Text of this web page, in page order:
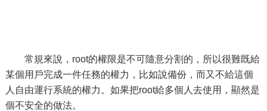
常規來說，root的權限是不可隨意分割的，所以很難既給
某個用戶完成一件任務的權力，比如說備份，而又不給這個
人自由運行系統的權力。如果把root給多個人去使用，顯然是
個不安全的做法。